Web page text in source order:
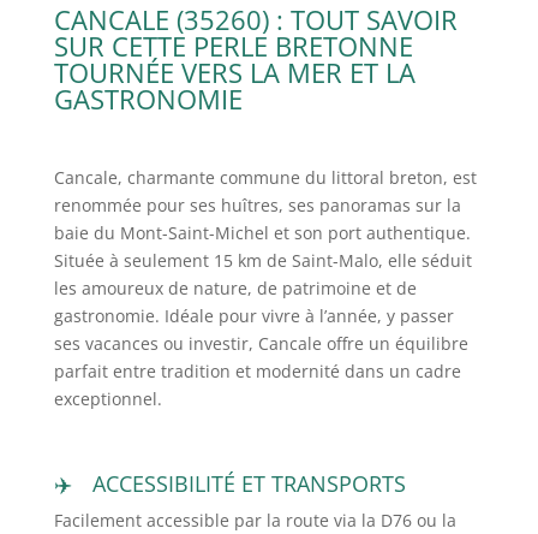
CANCALE (35260) : TOUT SAVOIR
SUR CETTE PERLE BRETONNE
TOURNÉE VERS LA MER ET LA
GASTRONOMIE
Cancale, charmante commune du littoral breton, est
renommée pour ses huîtres, ses panoramas sur la
baie du Mont-Saint-Michel et son port authentique.
Située à seulement 15 km de Saint-Malo, elle séduit
les amoureux de nature, de patrimoine et de
gastronomie. Idéale pour vivre à l’année, y passer
ses vacances ou investir, Cancale offre un équilibre
parfait entre tradition et modernité dans un cadre
exceptionnel.
ACCESSIBILITÉ ET TRANSPORTS
Facilement accessible par la route via la D76 ou la